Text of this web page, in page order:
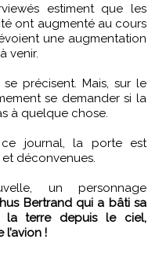
estiment que les
ont augmenté au cours
une augmentation
venir.
précisent. Mais, sur le
se demander si la
à quelque chose.
journal, la porte est
déconvenues.
un personnage
Bertrand qui a bâti sa
la terre depuis le ciel,
!